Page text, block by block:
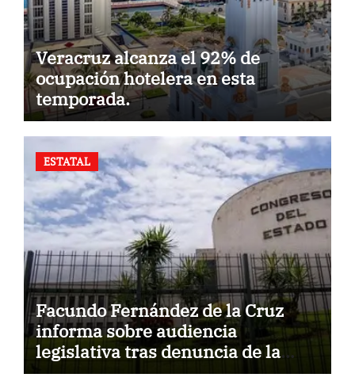
Veracruz alcanza el 92% de
ocupación hotelera en esta
temporada.
ESTATAL
Facundo Fernández de la Cruz
informa sobre audiencia
legislativa tras denuncia de la
Fiscalía.